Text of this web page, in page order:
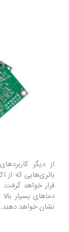
از دیگر
باتری‌هایی که از
قرار خواهد
دماهای بسیار
نشان خواهد دهند.